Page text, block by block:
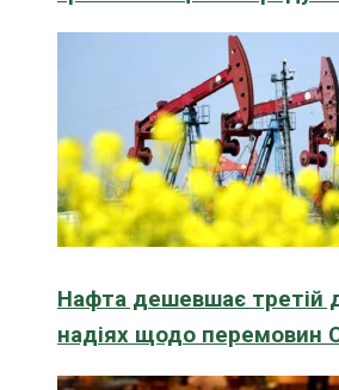
Нафта дешевшає третій
надіях щодо перемовин